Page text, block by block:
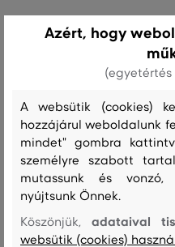
Szabás/TípusRELAXED
felső anyag
PAMUT
100 %
Azért, hogy
A websütik (cookies)
hozzájárul weboldalunk
mindet" gombra
személyre szabott
mutassunk és
nyújtsunk Önnek.
Köszönjük,adataival
websütik (cookies)